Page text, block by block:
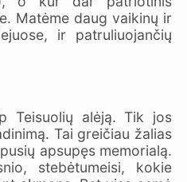
Matėme daug vaikinų ir
ir patruliuojančių
Teisuolių alėją. Tik jos
Tai greičiau žalias
apsupęs memorialą.
stebėtumeisi, kokie